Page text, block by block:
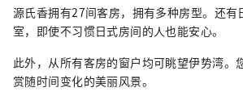
源氏香拥有27间客房，拥有多种房型。还有
室，即使不习惯日式房间的人也能安心。
此外，从所有客房的窗户均可眺望伊势湾。
赏随时间变化的美丽风景。